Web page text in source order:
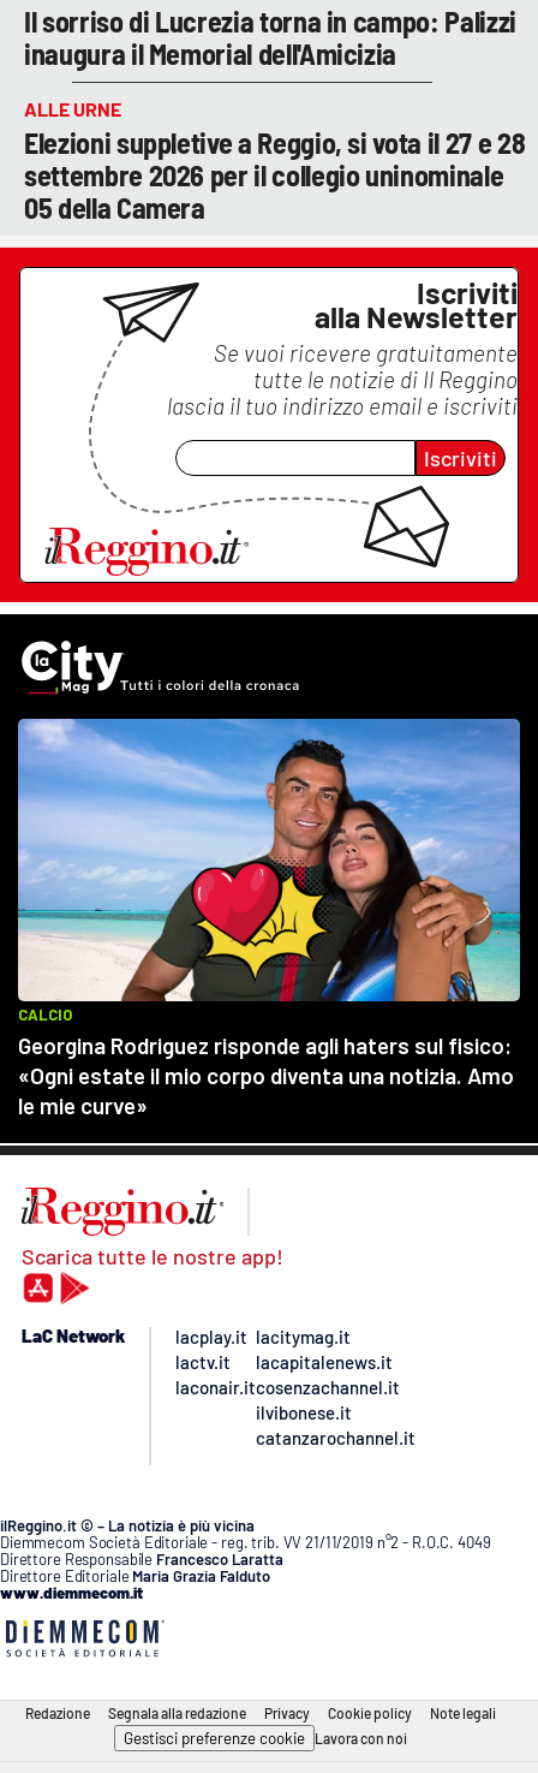
Il sorriso di Lucrezia torna in campo: Palizzi
inaugura il Memorial dell'Amicizia
ALLE URNE
Elezioni suppletive a Reggio, si vota il 27 e 28
settembre 2026 per il collegio uninominale
05 della Camera
Iscriviti
alla Newsletter
Se vuoi ricevere gratuitamente
tutte le notizie di Il Reggino
lascia il tuo indirizzo email e iscriviti
Iscriviti
Scarica tutte le nostre app!
LaC Network
lacplay.it
lactv.it
laconair.it
lacitymag.it
lacapitalenews.it
cosenzachannel.it
ilvibonese.it
catanzarochannel.it
ilReggino.it © – La notizia è più vicina
Diemmecom Società Editoriale - reg. trib. VV 21/11/2019 n°2 - R.O.C. 4049
Direttore Responsabile Francesco Laratta
Direttore Editoriale Maria Grazia Falduto
www.diemmecom.it
Redazione Segnala alla redazione Privacy Cookie policy Note legali
Gestisci preferenze cookie Lavora con noi